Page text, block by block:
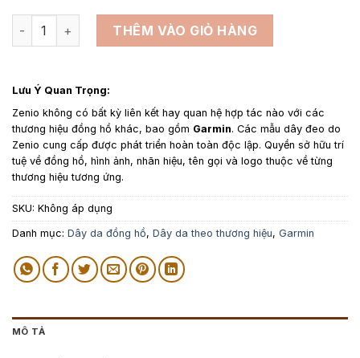
Dây da đồng hồ thay thế cho Garmin da cá sấu màu vàng
THÊM VÀO GIỎ HÀNG
Lưu Ý Quan Trọng:
Zenio không có bất kỳ liên kết hay quan hệ hợp tác nào với các
thương hiệu đồng hồ khác, bao gồm Garmin. Các mẫu dây đeo do
Zenio cung cấp được phát triển hoàn toàn độc lập. Quyền sở hữu trí
tuệ về đồng hồ, hình ảnh, nhãn hiệu, tên gọi và logo thuộc về từng
thương hiệu tương ứng.
SKU: Không áp dụng
Danh mục: Dây da đồng hồ, Dây da theo thương hiệu, Garmin
MÔ TẢ